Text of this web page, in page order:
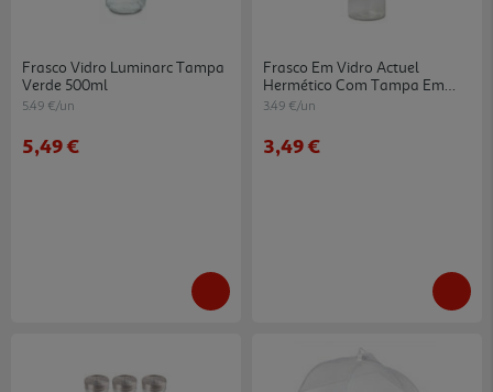
Frasco Vidro Luminarc Tampa
Verde 500ml
5.49 €/un
5,49 €
Frasco Em Vidro Actuel
Hermético Com Tampa Em
Inox 1.2l
3.49 €/un
3,49 €